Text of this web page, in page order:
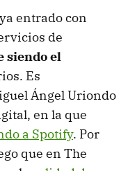
entrado con
de
siendo el
Es
Ángel Uriondo
en la que
a Spotify. Por
que en The